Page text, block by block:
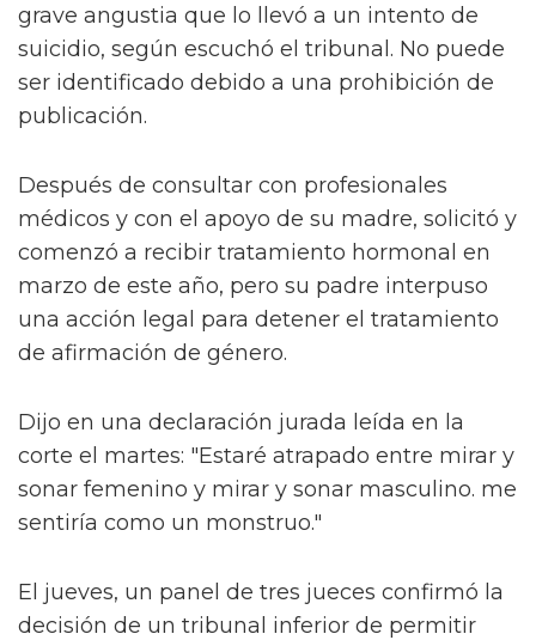
grave angustia que lo llevó a un intento de
suicidio, según escuchó el tribunal. No puede
ser identificado debido a una prohibición de
publicación.
Después de consultar con profesionales
médicos y con el apoyo de su madre, solicitó y
comenzó a recibir tratamiento hormonal en
marzo de este año, pero su padre interpuso
una acción legal para detener el tratamiento
de afirmación de género.
Dijo en una declaración jurada leída en la
corte el martes: "Estaré atrapado entre mirar y
sonar femenino y mirar y sonar masculino. me
sentiría como un monstruo."
El jueves, un panel de tres jueces confirmó la
decisión de un tribunal inferior de permitir